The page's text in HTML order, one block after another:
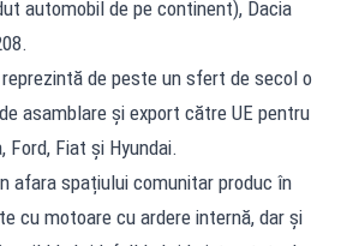
automobil de pe continent), Dacia
de peste un sfert de secol o
asamblare și export către UE pentru
Ford, Fiat și Hyundai.
afara spațiului comunitar produc în
cu motoare cu ardere internă, dar și